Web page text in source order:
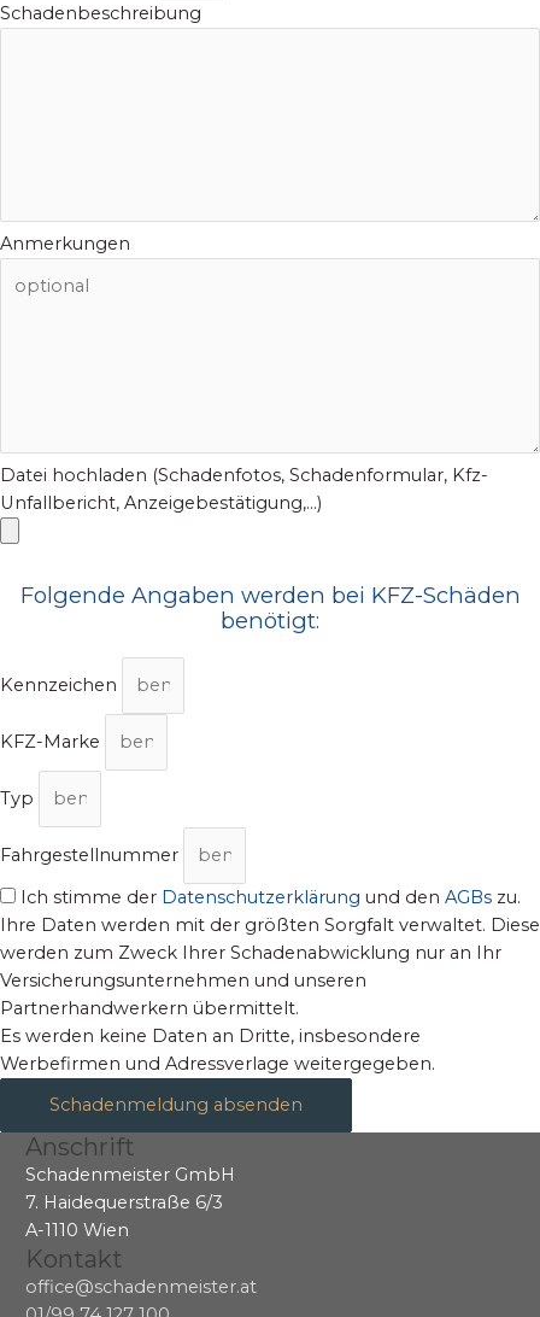
Schadenbeschreibung
Anmerkungen
Datei hochladen (Schadenfotos, Schadenformular, Kfz-
Unfallbericht, Anzeigebestätigung,...)
Folgende Angaben werden bei KFZ-Schäden
benötigt:
Kennzeichen
KFZ-Marke
Typ
Fahrgestellnummer
Ich stimme der Datenschutzerklärung und den AGBs zu.
Ihre Daten werden mit der größten Sorgfalt verwaltet. Diese
werden zum Zweck Ihrer Schadenabwicklung nur an Ihr
Versicherungsunternehmen und unseren
Partnerhandwerkern übermittelt.
Es werden keine Daten an Dritte, insbesondere
Werbefirmen und Adressverlage weitergegeben.
Schadenmeldung absenden
Anschrift
Schadenmeister GmbH
7. Haidequerstraße 6/3
A-1110 Wien
Kontakt
office@schadenmeister.at